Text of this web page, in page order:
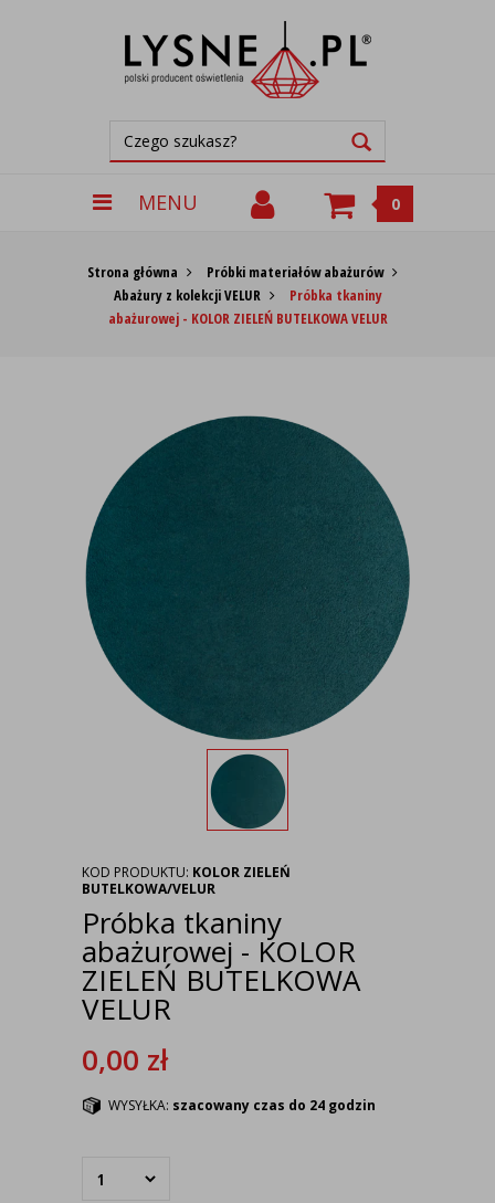
MENU 0
Strona główna
Próbki materiałów abażurów
Abażury z kolekcji VELUR
Próbka tkaniny
abażurowej - KOLOR ZIELEŃ BUTELKOWA VELUR
KOD PRODUKTU: KOLOR ZIELEŃ
BUTELKOWA/VELUR
Próbka tkaniny
abażurowej - KOLOR
ZIELEŃ BUTELKOWA
VELUR
0,00 zł
WYSYŁKA: szacowany czas do 24 godzin